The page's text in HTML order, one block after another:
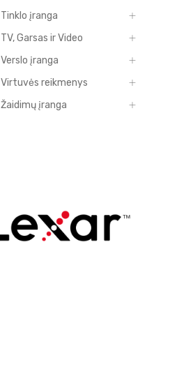
Tinklo įranga
TV, Garsas ir Video
Verslo įranga
Virtuvės reikmenys
Žaidimų įranga